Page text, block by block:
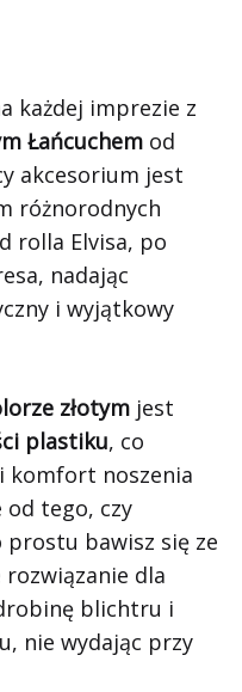
każdej imprezie z
Łańcuchem od
akcesorium jest
różnorodnych
rolla Elvisa, po
nadając
i wyjątkowy
złotym jest
plastiku, co
komfort noszenia
od tego, czy
prostu bawisz się ze
dla
blichtru i
nie wydając przy